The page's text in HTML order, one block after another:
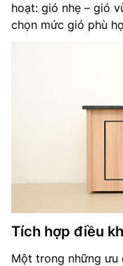
hoạt: gió nhẹ – gió
chọn mức gió phù
Tích hợp điều
Một trong những ưu